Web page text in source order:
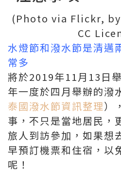
(Photo via Flickr, by
CC
水燈節和潑水節是清邁
常多
將於2019年11月13日
年一度於四月舉辦的潑
泰國潑水節資訊整理）
事，不只是當地居民，
旅人到訪參加，如果想
早預訂機票和住宿，以
呢！